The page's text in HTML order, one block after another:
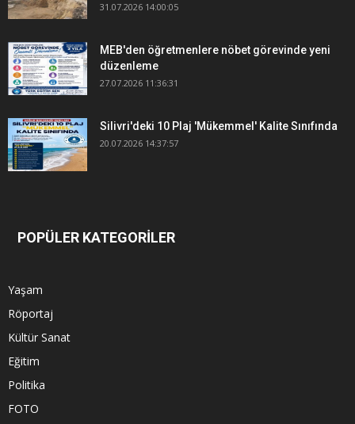
31.07.2026 14:00:05
MEB'den öğretmenlere nöbet görevinde yeni
düzenleme
27.07.2026 11:36:31
Silivri'deki 10 Plaj 'Mükemmel' Kalite Sınıfında
20.07.2026 14:37:57
POPÜLER KATEGORİLER
Yaşam
Röportaj
Kültür Sanat
Eğitim
Politika
FOTO